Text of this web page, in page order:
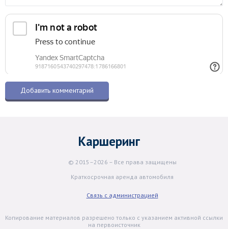
Каршеринг
© 2015–2026 – Все права защищены
Краткосрочная аренда автомобиля
Связь с администрацией
Копирование материалов разрешено только с указанием активной ссылки
на первоисточник